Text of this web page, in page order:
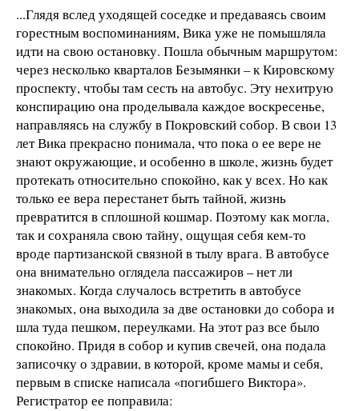
...Глядя вслед уходящей соседке и предаваясь своим
горестным воспоминаниям, Вика уже не помышляла
идти на свою остановку. Пошла обычным маршрутом:
через несколько кварталов Безымянки – к Кировскому
проспекту, чтобы там сесть на автобус. Эту нехитрую
конспирацию она проделывала каждое воскресенье,
направляясь на службу в Покровский собор. В свои 13
лет Вика прекрасно понимала, что пока о ее вере не
знают окружающие, и особенно в школе, жизнь будет
протекать относительно спокойно, как у всех. Но как
только ее вера перестанет быть тайной, жизнь
превратится в сплошной кошмар. Поэтому как могла,
так и сохраняла свою тайну, ощущая себя кем-то
вроде партизанской связной в тылу врага. В автобусе
она внимательно оглядела пассажиров – нет ли
знакомых. Когда случалось встретить в автобусе
знакомых, она выходила за две остановки до собора и
шла туда пешком, переулками. На этот раз все было
спокойно. Придя в собор и купив свечей, она подала
записочку о здравии, в которой, кроме мамы и себя,
первым в списке написала «погибшего Виктора».
Регистратор ее поправила: